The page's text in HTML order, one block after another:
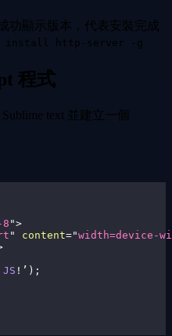
功顯示版本，代表安裝完成
install http-server -g
程式
text 並建立一個
">
" content="width=device-
JS ! ’ ) ;